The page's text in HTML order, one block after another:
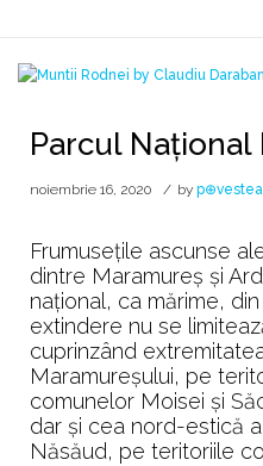
Parcul
noiembrie 16, 2020 by p⊕vestea
Frumusețile ascunse
dintre Maramureș și
național, ca mărime,
extindere nu se
cuprinzând
Maramureșului, pe
comunelor Moisei și
dar și cea nord-estică
Năsăud, pe teritoriile